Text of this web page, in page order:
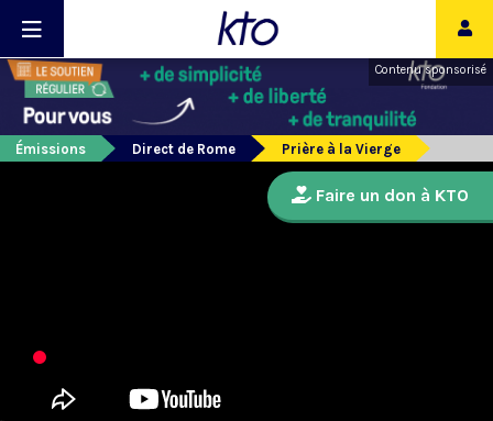
Contenu sponsorisé
Émissions Direct de Rome Prière à la Vierge
Faire un don à KTO